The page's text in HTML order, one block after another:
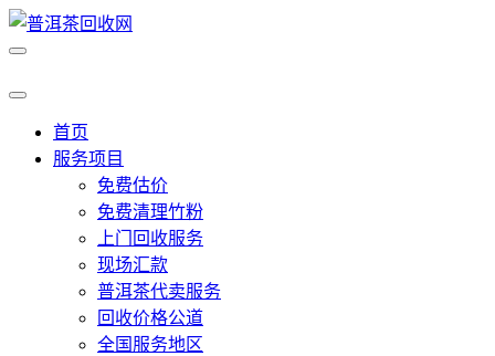
首页
服务项目
免费估价
免费清理竹粉
上门回收服务
现场汇款
普洱茶代卖服务
回收价格公道
全国服务地区